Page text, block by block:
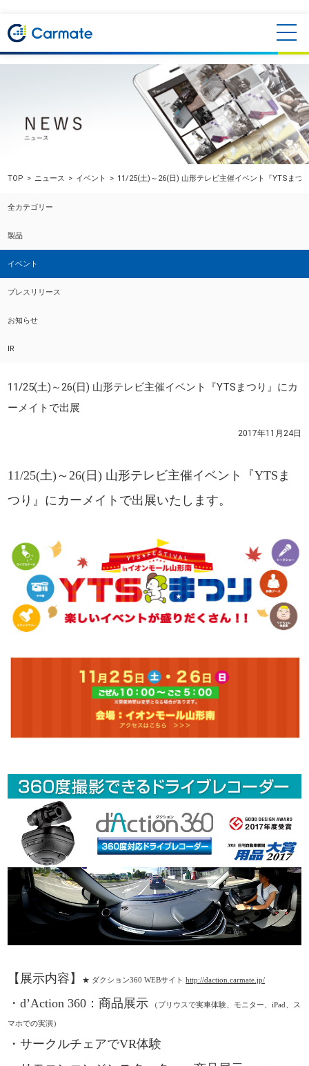
TOP ニュース イベント 11/25(土)～26(日) 山形テレビ主催イベント『YTSまつ
全カテゴリー
製品
イベント
プレスリリース
お知らせ
IR
11/25(土)～26(日) 山形テレビ主催イベント『YTSまつり』にカ
ーメイトで出展
2017年11月24日
11/25(土)～26(日) 山形テレビ主催イベント『YTSま
つり』にカーメイトで出展いたします。
【展示内容】 ★ ダクション360 WEBサイトhttp://daction.carmate.jp/
・d’Action 360：商品展示 （プリウスで実車体験、モニター、iPad、ス
マホでの実演）
・サークルチェアでVR体験